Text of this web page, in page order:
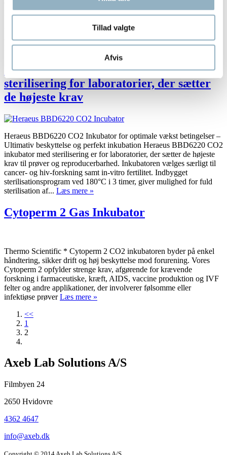
Tillad valgte
Afvis
driftsikker inkubator til celledyrkning til cellearbejde, stamceller &
primærceller cellelinie inden for forskning samt farmaceutiske og
udført i bedste kvalitet. Brugeradgang kan password-beskyttes, og
der kan hentes en log over alle hændelser via USB-interface.
Heraeus Heracell 150i CO2 Inkubator fås i...Læs mere »
Heraeus BBD6220 CO2 Inkubator med
sterilisering for laboratorier, der sætter
de højeste krav
Heraeus BBD6220 CO2 Inkubator for optimale vækst betingelser –
Ultimativ beskyttelse og perfekt inkubation Heraeus BBD6220 CO2
inkubator med sterilisering er for laboratorier, der sætter de højeste
krav til prøver og reproducerbarhed. Inkubatoren vælges særligt til
cancer- og hiv-forskning samt in-vitro fertilitet. Indbygget
sterilisationsprogram ved 180°C i 3 timer, giver mulighed for fuld
sterilisation af... Læs mere »
Cytoperm 2 Gas Inkubator
Thermo Scientific * Cytoperm 2 CO2 inkubatoren byder på enkel
håndtering, sikker drift og høj beskyttelse mod forurening. Vores
Cytoperm 2 opfylder strenge krav, afgørende for krævende
forskning i farmaceutiske, kræft, AIDS, vaccine produktion og IVF
felter og andre applikationer, der involverer følsomme eller
infektiøse prøverLæs mere »
<<
1
2
Company
information
and
newsletter
Axeb Lab Solutions A/S
Filmbyen 24
2650 Hvidovre
4362 4647
info@axeb.dk